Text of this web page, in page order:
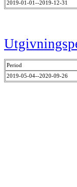
2019-01-01--2019-12-31
Period
2019-05-04--2020-09-26